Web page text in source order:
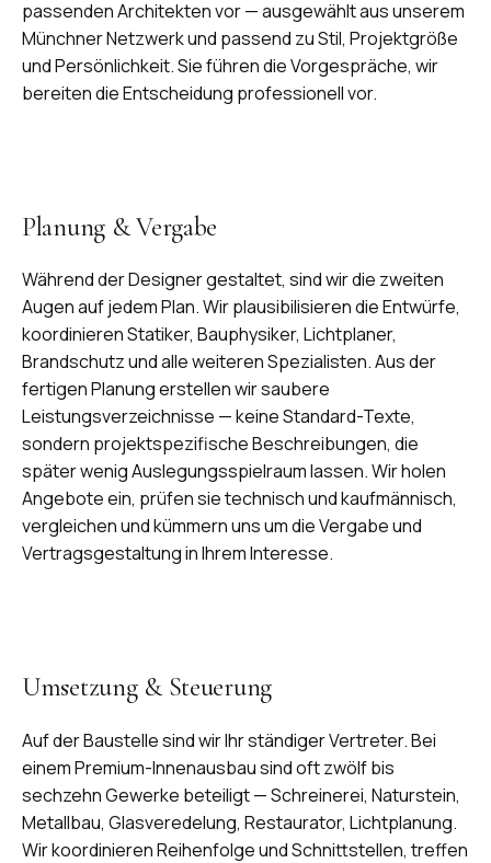
passenden Architekten vor — ausgewählt aus unserem
Münchner Netzwerk und passend zu Stil, Projektgröße
und Persönlichkeit. Sie führen die Vorgespräche, wir
bereiten die Entscheidung professionell vor.
Planung & Vergabe
Während der Designer gestaltet, sind wir die zweiten
Augen auf jedem Plan. Wir plausibilisieren die Entwürfe,
koordinieren Statiker, Bauphysiker, Lichtplaner,
Brandschutz und alle weiteren Spezialisten. Aus der
fertigen Planung erstellen wir saubere
Leistungsverzeichnisse — keine Standard-Texte,
sondern projektspezifische Beschreibungen, die
später wenig Auslegungsspielraum lassen. Wir holen
Angebote ein, prüfen sie technisch und kaufmännisch,
vergleichen und kümmern uns um die Vergabe und
Vertragsgestaltung in Ihrem Interesse.
Umsetzung & Steuerung
Auf der Baustelle sind wir Ihr ständiger Vertreter. Bei
einem Premium-Innenausbau sind oft zwölf bis
sechzehn Gewerke beteiligt — Schreinerei, Naturstein,
Metallbau, Glasveredelung, Restaurator, Lichtplanung.
Wir koordinieren Reihenfolge und Schnittstellen, treffen